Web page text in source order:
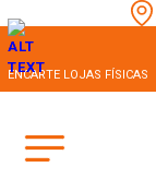
ENCARTE LOJAS FÍSICAS